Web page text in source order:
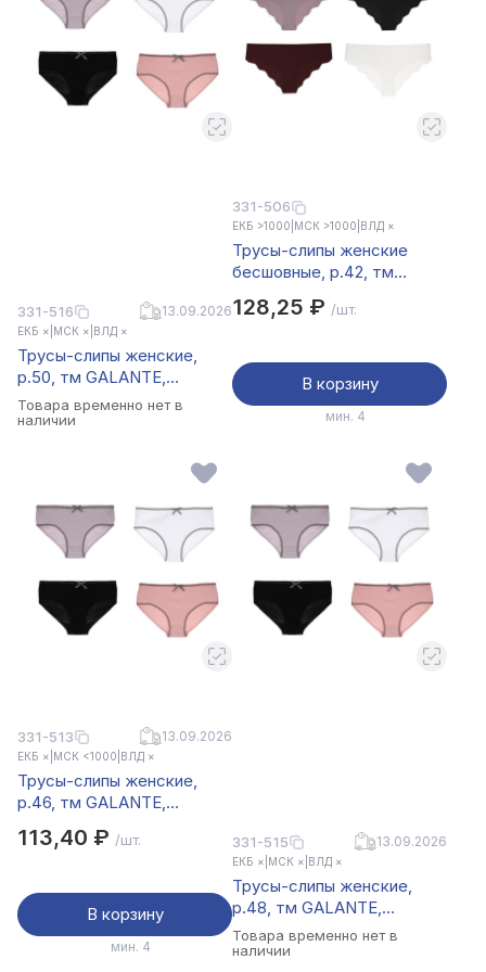
331-516 13.09.2026
ЕКБ × МСК × ВЛД ×
Трусы-слипы женские,
р.50, тм GALANTE,
95%хлопок, 5%спандекс,
цвета в ас-те, НБ25-12
Товара временно нет в
наличии
331-506
ЕКБ >1000 МСК >1000 ВЛД ×
Трусы-слипы женские
бесшовные, р.42, тм
15%спандекс, цвета в ас-
128,25 ₽ /шт.
В корзину
мин. 4
331-513 13.09.2026
ЕКБ × МСК <1000 ВЛД ×
Трусы-слипы женские,
р.46, тм GALANTE,
цвета в ас-те, НБ25-12
113,40 ₽ /шт.
В корзину
мин. 4
331-515 13.09.2026
ЕКБ × МСК × ВЛД ×
Трусы-слипы женские,
р.48, тм GALANTE,
95%хлопок, 5%спандекс,
цвета в ас-те, НБ25-12
Товара временно нет в
наличии